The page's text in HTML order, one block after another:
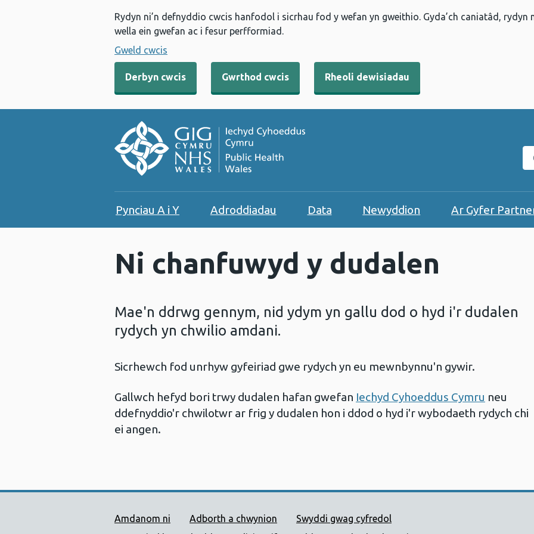
Rydyn ni’n defnyddio cwcis hanfodol i sicrhau fod y wefan yn gweithio. Gyda’ch caniatâd,
wella ein gwefan ac i fesur perfformiad.
Gweld cwcis
Derbyn cwcis Gwrthod cwcis Rheoli dewisiadau
Pynciau A i Y Adroddiadau Data Newyddion Ar Gyfer
Ni chanfuwyd y dudalen
Mae'n ddrwg gennym, nid ydym yn gallu dod o hyd i'r dudalen
rydych yn chwilio amdani.
Sicrhewch fod unrhyw gyfeiriad gwe rydych yn eu mewnbynnu'n gywir.
Gallwch hefyd bori trwy dudalen hafan gwefan Iechyd Cyhoeddus Cymru neu
ddefnyddio'r chwilotwr ar frig y dudalen hon i ddod o hyd i'r wybodaeth rydych chi
ei angen.
Dolenni Cymorth Iechyd Cyhoeddus Cymru
Amdanom ni Adborth a chwynion
Swyddi gwag cyfredol